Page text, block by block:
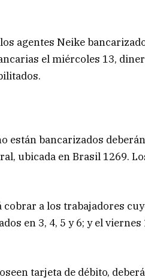
agentes Neike
el miércoles 13,
están bancarizados
ubicada en Brasil 1269.
a los trabajadores
en 3, 4, 5 y 6; y el
tarjeta de débito,